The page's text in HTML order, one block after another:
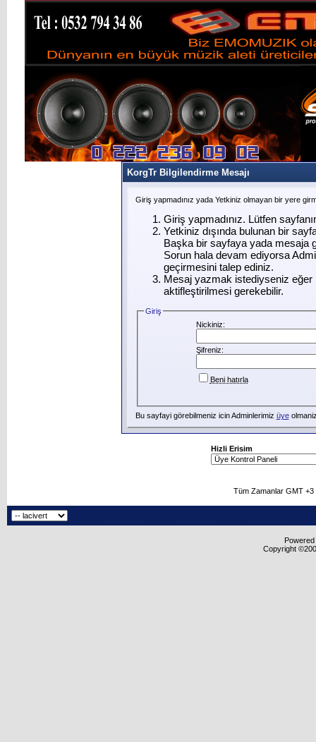
KorgTr Bilgilendirme Mesajı
Giriş yapmadınız yada Yetkiniz olmayan bir yere
Giriş yapmadınız. Lütfen
Yetkiniz dışında bulunan bir
Başka bir sayfaya yada mesaja
Sorun hala devam ediyorsa
geçirmesini talep ediniz.
Mesaj yazmak istediyseniz eğer
aktifleştirilmesi gerekebilir.
Giriş
Nickiniz:
Şifreniz:
Beni hatırla
Bu sayfayi görebilmeniz icin Adminlerimiz üye
Hizli Erisim
Tüm Zamanlar GMT
Copyright